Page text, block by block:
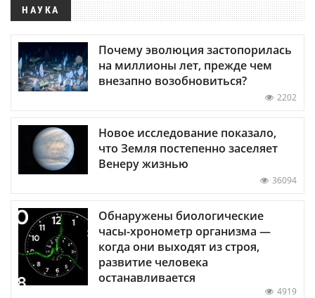
НАУКА
Почему эволюция застопорилась
на миллионы лет, прежде чем
внезапно возобновиться?
2202
Новое исследование показало,
что Земля постепенно заселяет
Венеру жизнью
36094
Обнаружены биологические
часы-хронометр организма —
когда они выходят из строя,
развитие человека
останавливается
4919